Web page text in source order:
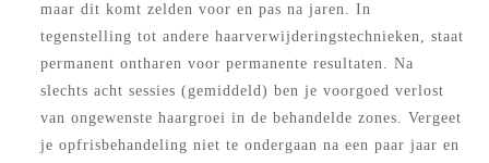
maar dit komt zelden voor en pas na jaren. In
tegenstelling tot andere haarverwijderingstechnieken, staat
permanent ontharen voor permanente resultaten. Na
slechts acht sessies (gemiddeld) ben je voorgoed verlost
van ongewenste haargroei in de behandelde zones. Vergeet
je opfrisbehandeling niet te ondergaan na een paar jaar en